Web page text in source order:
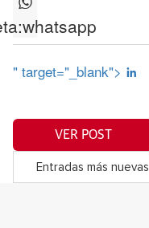
whatsapp
" target="_blank">
VER POST
Entradas más nuevas